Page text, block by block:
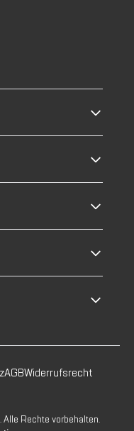
AGBWiderrufsrecht
Alle Rechte vorbehalten.